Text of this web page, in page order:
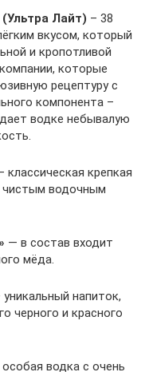
Лайт) – 38
вкусом, который
и кропотливой
которые
рецептуру с
компонента –
водке небывалую
классическая крепкая
чистым водочным
— в состав входит
мёда.
напиток,
черного и красного
водка с очень